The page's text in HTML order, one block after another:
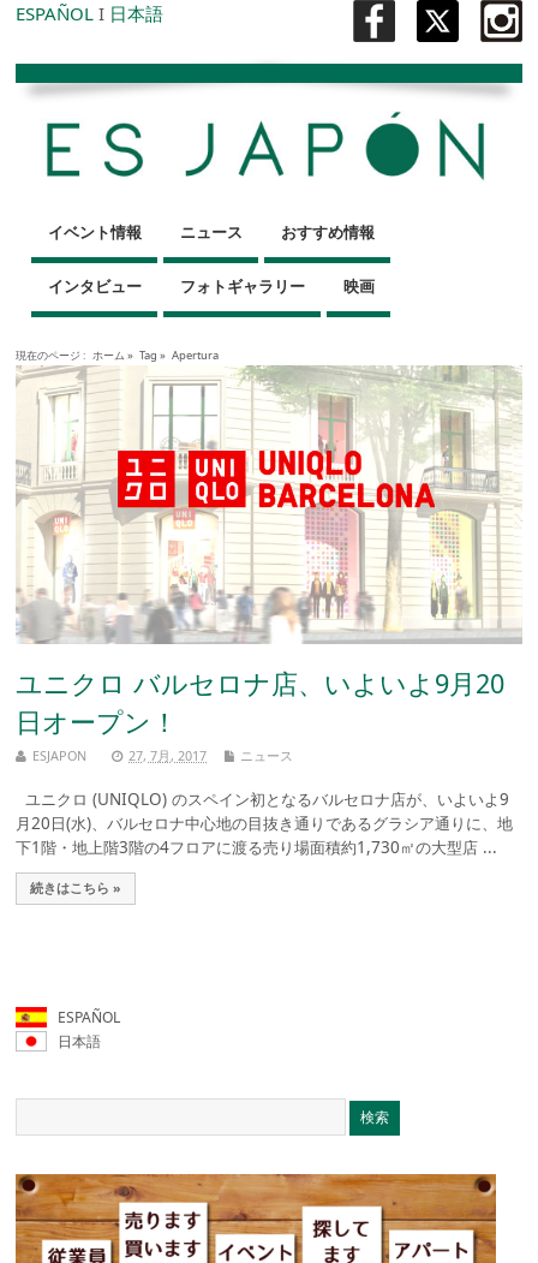
ESPAÑOL I 日本語
イベント情報 ニュース おすすめ情報
インタビュー フォトギャラリー 映画
現在のページ : ホーム » Tag » Apertura
ユニクロ バルセロナ店、いよいよ9月20
日オープン！
ESJAPON 27, 7月, 2017 ニュース
ユニクロ (UNIQLO) のスペイン初となるバルセロナ店が、いよいよ9
月20日(水)、バルセロナ中心地の目抜き通りであるグラシア通りに、地
下1階・地上階3階の4フロアに渡る売り場面積約1,730㎡の大型店 ...
続きはこちら »
ESPAÑOL
日本語